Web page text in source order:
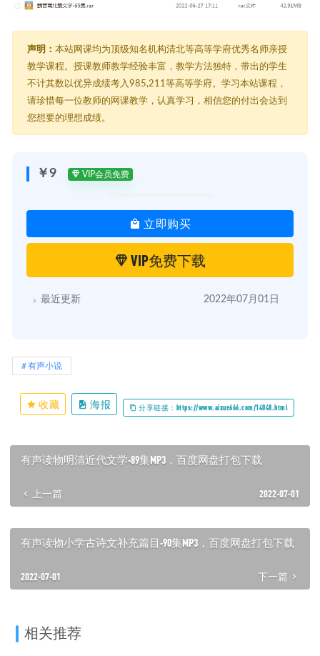
声明： 本站网课均为顶级知名机构清北等高等学府优秀名师亲授
教学课程。授课教师教学经验丰富，教学方法独特，带出的学生
不计其数以优异成绩考入985,211等高等学府。学习本站课程，
请珍惜每一位教师的网课教学，认真学习，相信您的付出会达到
您想要的理想成绩。
￥9 VIP会员免费
立即购买
VIP免费下载
最近更新 2022年07月01日
有声小说
收藏 海报 分享链接：https://www.aixue666.com/14048.html
有声读物明清近代文学-89集MP3，百度网盘打包下载
上一篇 2022-07-01
有声读物小学古诗文补充篇目-90集MP3，百度网盘打包下载
2022-07-01 下一篇
相关推荐